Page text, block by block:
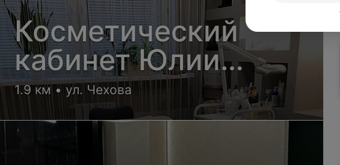
Косметический
кабинет Юлии
Смирновой
1.9 км • ул. Чехова